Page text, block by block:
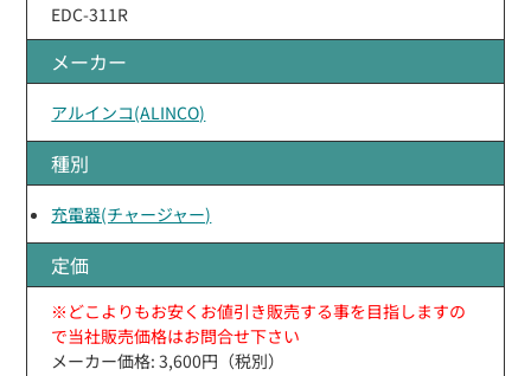
EDC-311R
メーカー
アルインコ(ALINCO)
種別
充電器(チャージャー)
定価
※どこよりもお安くお値引き販売する事を目指しますの
で当社販売価格はお問合せ下さい
メーカー価格: 3,600円（税別）